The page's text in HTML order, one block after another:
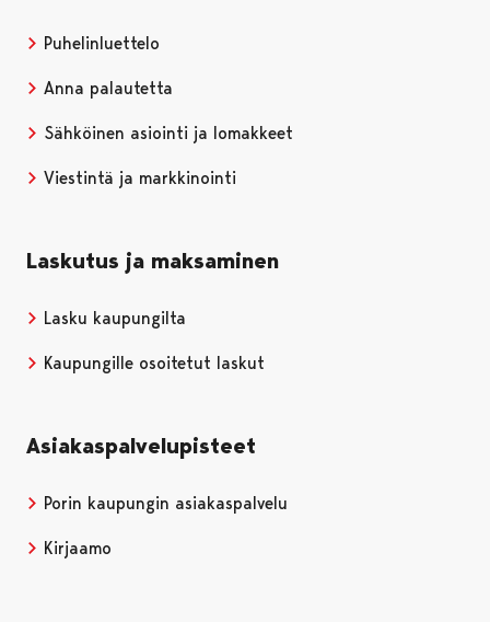
Puhelinluettelo
Anna palautetta
Sähköinen asiointi ja lomakkeet
Viestintä ja markkinointi
Laskutus ja maksaminen
Lasku kaupungilta
Kaupungille osoitetut laskut
Asiakaspalvelupisteet
Porin kaupungin asiakaspalvelu
Kirjaamo